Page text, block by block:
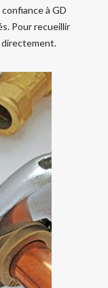
à GD
Pour recueillir